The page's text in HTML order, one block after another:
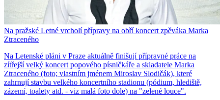
Na pražské Letné vrcholí přípravy na obří koncert zpěváka Marka
Ztraceného
Na Letenské pláni v Praze aktuálně finišují přípravné práce na
zítřejší velký koncert popového písničkáře a skladatele Marka
Ztraceného (foto; vlastním jménem Miroslav Slodičák), které
zahrnují stavbu velkého koncertního stadionu (pódium, hlediště,
zázemí, toalety atd. - viz malá foto dole) na "zelené louce".